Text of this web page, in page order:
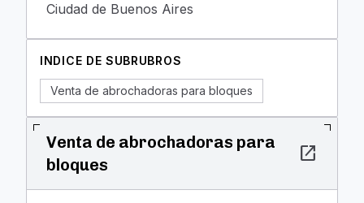
Ciudad de Buenos Aires
INDICE DE SUBRUBROS
Venta de abrochadoras para bloques
Venta de abrochadoras para
bloques
open_in_new